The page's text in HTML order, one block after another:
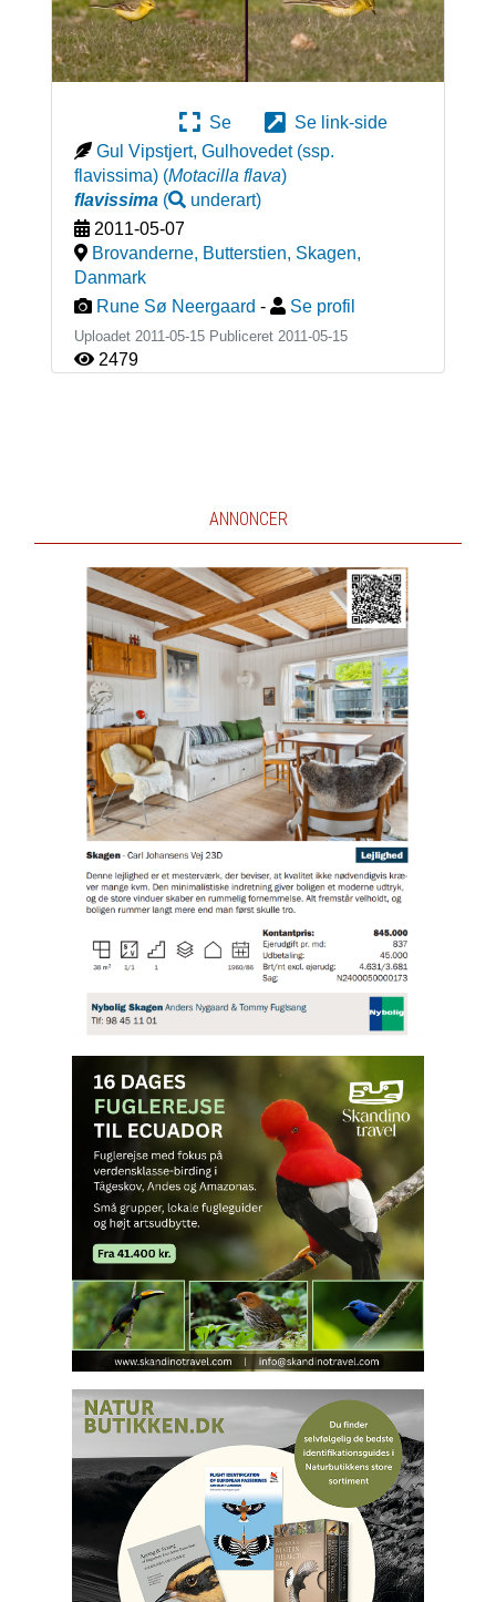
Se
Se link-side
Gul Vipstjert, Gulhovedet (ssp.
flavissima) (Motacilla flava)
flavissima( underart)
2011-05-07
Brovanderne, Butterstien, Skagen,
Danmark
Rune Sø Neergaard - Se profil
Uploadet 2011-05-15 Publiceret 2011-05-15
2479
ANNONCER